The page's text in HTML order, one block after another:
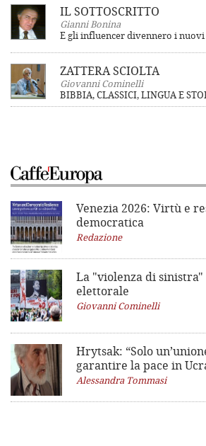
IL SOTTOSCRITTO
Gianni Bonina
E gli influencer divennero i
ZATTERA SCIOLTA
Giovanni Cominelli
BIBBIA, CLASSICI, LINGUA E
Venezia 2026: Virtù e
democratica
Redazione
La "violenza di sinistra"
elettorale
Giovanni Cominelli
Hrytsak: “Solo
garantire la pace in
Alessandra Tommasi